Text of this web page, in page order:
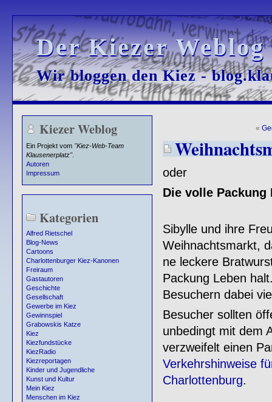
Der Kiezer
Der Kiezer
Wir bloggen den Kiez -
Wir bloggen den Kiez -
Kiezer Weblog
Ein Projekt vom "Kiez-Web-Team
Klausenerplatz".
Autoren
Impressum
Kategorien
Alfred Rietschel
Blog-News
Cartoons
Charlottenburger Kiez-Kanonen
Freiraum
Gastautoren
Geschichte
Gesellschaft
Gewerbe im Kiez
Gewinnspiel
Grabowskis Katze
Kiez
Kiezfundstücke
KiezRadio
Kiezreportagen
Kinder und Jugendliche
Kunst und Kultur
Mein Kiez
Menschen im Kiez
«
oder
Die volle Packung
Sibylle und ihre
Weihnachtsmarkt,
ne leckere
Packung Leben
Besuchern dabei
Besucher sollten
unbedingt mit dem
verzweifelt einen
Verkehrshinweise
Charlottenburg.